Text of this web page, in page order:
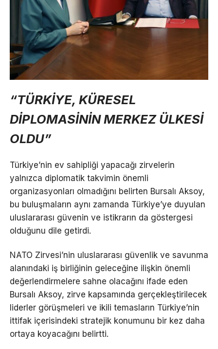
“TÜRKİYE, KÜRESEL
DİPLOMASİNİN MERKEZ ÜLKESİ
OLDU”
Türkiye’nin ev sahipliği yapacağı zirvelerin
yalnızca diplomatik takvimin önemli
organizasyonları olmadığını belirten Bursalı Aksoy,
bu buluşmaların aynı zamanda Türkiye’ye duyulan
uluslararası güvenin ve istikrarın da göstergesi
olduğunu dile getirdi.
NATO Zirvesi’nin uluslararası güvenlik ve savunma
alanındaki iş birliğinin geleceğine ilişkin önemli
değerlendirmelere sahne olacağını ifade eden
Bursalı Aksoy, zirve kapsamında gerçekleştirilecek
liderler görüşmeleri ve ikili temasların Türkiye’nin
ittifak içerisindeki stratejik konumunu bir kez daha
ortaya koyacağını belirtti.